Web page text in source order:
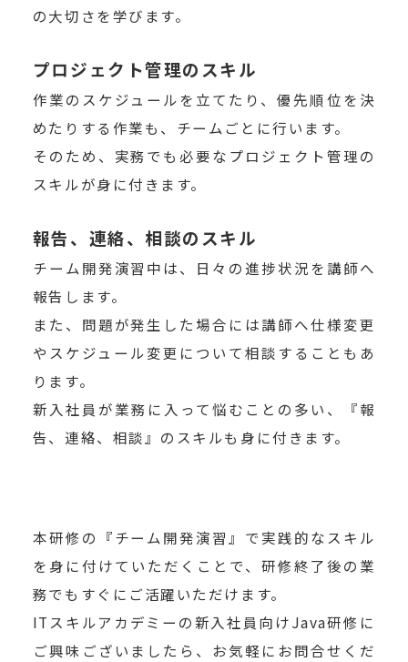
の大切さを学びます。
プロジェクト管理のスキル
作業のスケジュールを立てたり、優先順位を決
めたりする作業も、チームごとに行います。
そのため、実務でも必要なプロジェクト管理の
スキルが身に付きます。
報告、連絡、相談のスキル
チーム開発演習中は、日々の進捗状況を講師へ
報告します。
また、問題が発生した場合には講師へ仕様変更
やスケジュール変更について相談することもあ
ります。
新入社員が業務に入って悩むことの多い、『報
告、連絡、相談』のスキルも身に付きます。
本研修の『チーム開発演習』で実践的なスキル
を身に付けていただくことで、研修終了後の業
務でもすぐにご活躍いただけます。
ITスキルアカデミーの新入社員向けJava研修に
ご興味ございましたら、お気軽にお問合せくだ